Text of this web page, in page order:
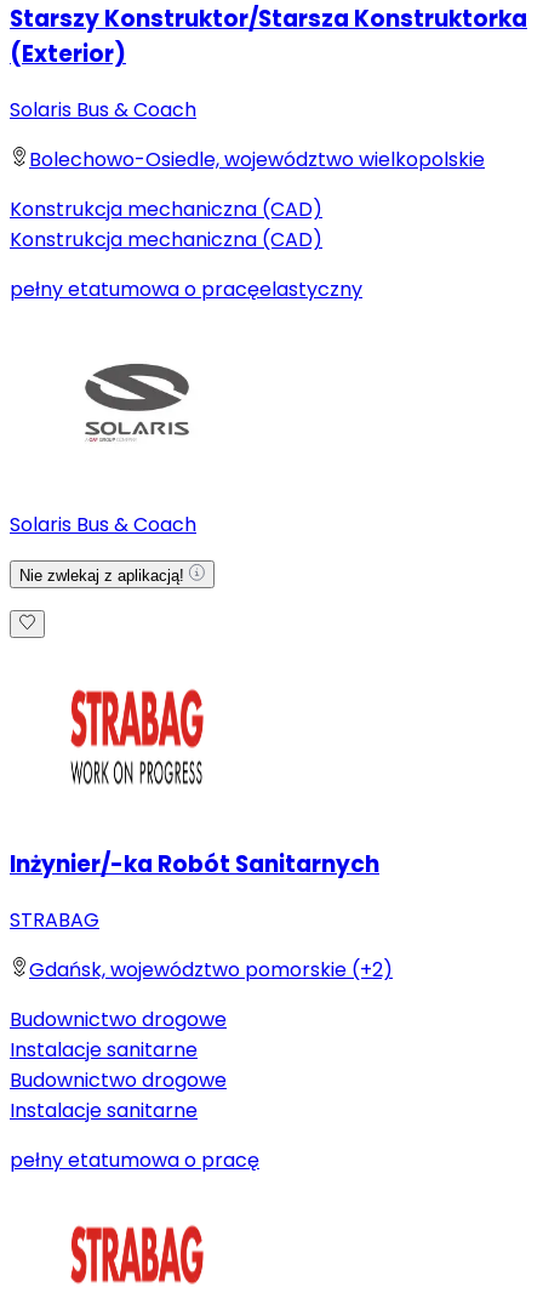
Starszy Konstruktor/Starsza Konstruktorka
(Exterior)
Solaris Bus & Coach
Bolechowo-Osiedle, województwo wielkopolskie
Konstrukcja mechaniczna (CAD)
Konstrukcja mechaniczna (CAD)
pełny etatumowa o pracęelastyczny
Solaris Bus & Coach
Nie zwlekaj z aplikacją!
Inżynier/-ka Robót Sanitarnych
STRABAG
Gdańsk, województwo pomorskie (+2)
Budownictwo drogowe
Instalacje sanitarne
Budownictwo drogowe
Instalacje sanitarne
pełny etatumowa o pracę